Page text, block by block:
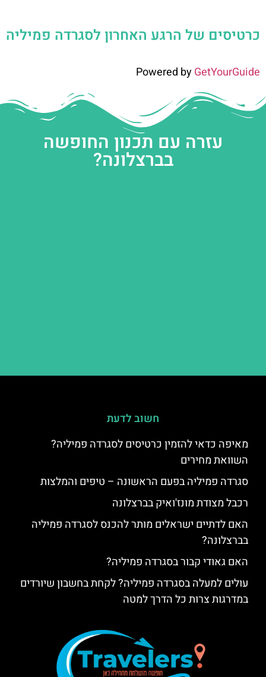
כרטיסים של הרגע האחרון לסגרדה פמיליה
Powered byGetYourGuide
עזרה עם תכנון החופשה
בברצלונה?
חשוב לדעת
מאיפה כדאי להזמין כרטיסים לסגרדה פמיליה?
השוואת מחירים
סגרדה פמיליה בפעם הראשונה – טיפים והמלצות
רכבל מצודת מונז'ואיק בברצלונה
האם לדתיים ישראלים מותר להכנס לסגרדה פמיליה
בברצלונה?
האם גאודי קבור בסגרדה פמיליה?
עולים למעלה בסגרדה פמיליה? לקחת בחשבון שיורדים
במדרגות צרות כל הדרך למטה